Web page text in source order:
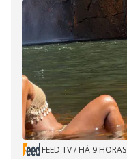
FEED TV/ HÁ 9 HORAS